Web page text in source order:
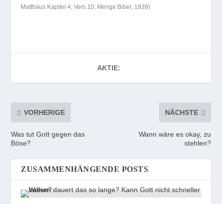
Matthäus Kapitel 4, Vers 10; Menge Bibel, 1939)
AKTIE:
VORHERIGE
Was tut Gott gegen das
Böse?
NÄCHSTE
Wann wäre es okay, zu
stehlen?
ZUSAMMENHÄNGENDE POSTS